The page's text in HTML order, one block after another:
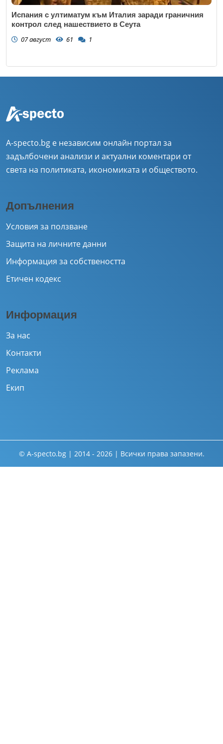
Испания с ултиматум към Италия заради граничния
контрол след нашествието в Сеута
07 август 61 1
A-specto.bg е независим онлайн портал за
задълбочени анализи и актуални коментари от
света на политиката, икономиката и обществото.
Допълнения
Условия за ползване
Защита на личните данни
Информация за собствеността
Етичен кодекс
Информация
За нас
Контакти
Реклама
Екип
© A-specto.bg | 2014 - 2026 | Всички права запазени.